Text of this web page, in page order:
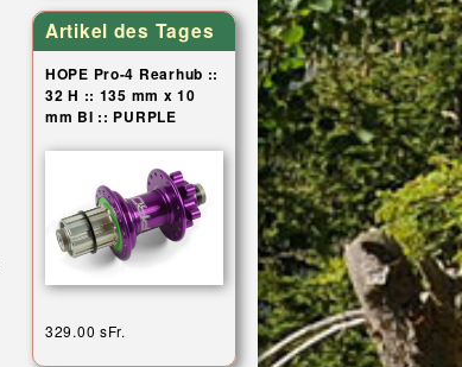
Artikel des Tages
HOPE Pro-4 Rearhub ::
32 H :: 135 mm x 10
mm BI :: PURPLE
329.00 sFr.